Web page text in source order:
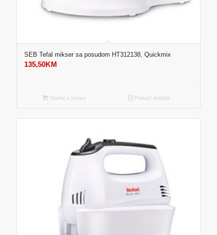
SEB Tefal mikser sa posudom HT312138, Quickmix
135,50KM
Dodaj u korpu Pokaži detalje